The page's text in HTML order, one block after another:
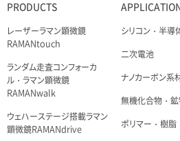
PRODUCTS
レーザーラマン顕微鏡
RAMANtouch
ランダム走査コンフォーカ
ル・ラマン顕微鏡
RAMANwalk
ウェハーステージ搭載ラマン
顕微鏡RAMANdrive
シリコン・半導
二次電池
ナノカーボン系
無機化合物・
ポリマー・樹脂